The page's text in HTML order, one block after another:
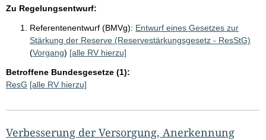
Zu Regelungsentwurf:
Referentenentwurf (BMVg): Entwurf eines Gesetzes zur
Stärkung der Reserve (Reservestärkungsgesetz - ResStG)
(Vorgang) [alle RV hierzu]
Betroffene Bundesgesetze (1):
ResG [alle RV hierzu]
Verbesserung der Versorgung, Anerkennung